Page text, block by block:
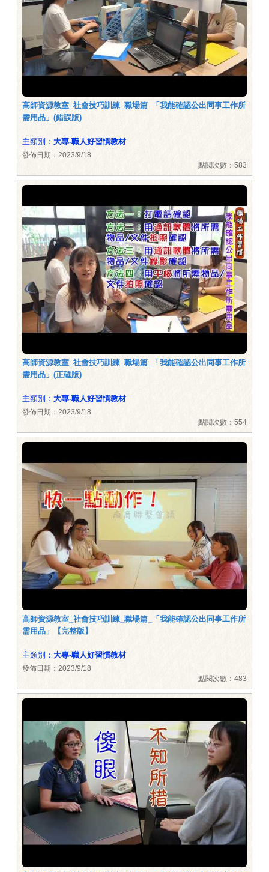
高師資源教室_社會技巧訓練_職場篇_「我能確認公出同事工作所
需用品」(錯誤版)
主類別： 大專-職人好習慣教材
發佈日期：2023/9/18
點閱次數：583
高師資源教室_社會技巧訓練_職場篇_「我能確認公出同事工作所
需用品」(正確版)
主類別： 大專-職人好習慣教材
發佈日期：2023/9/18
點閱次數：554
高師資源教室_社會技巧訓練_職場篇_「我能確認公出同事工作所
需用品」【完整版】
主類別： 大專-職人好習慣教材
發佈日期：2023/9/18
點閱次數：483